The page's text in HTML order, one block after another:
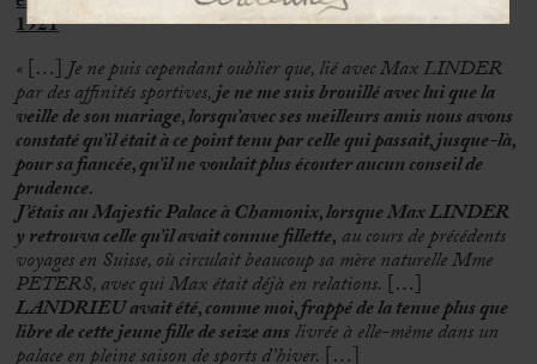
1921
« […]Je ne puis cependant oublier que, lié avec Max LINDER
par des affinités sportives,je ne me suis brouillé avec lui que la
veille de son mariage, lorsqu’avec ses meilleurs amis nous avons
constaté qu’il était à ce point tenu par celle qui passait, jusque-là,
pour sa fiancée, qu’il ne voulait plus écouter aucun conseil de
prudence.
J’étais au Majestic Palace à Chamonix, lorsque Max LINDER
y retrouva celle qu’il avait connue fillette, au cours de précédents
voyages en Suisse, où circulait beaucoup sa mère naturelle Mme
PETERS, avec qui Max était déjà en relations. […]
LANDRIEU avait été, comme moi, frappé de la tenue plus que
libre de cette jeune fille de seize ans livrée à elle-même dans un